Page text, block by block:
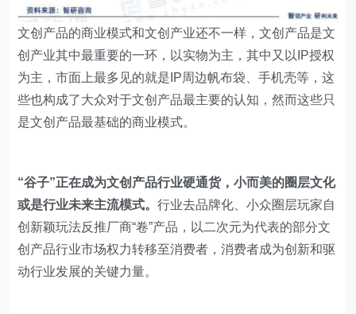
文创产品的商业模式和文创产业还不一样，文创产品是文
创产业其中最重要的一环，以实物为主，其中又以IP授权
为主，市面上最多见的就是IP周边帆布袋、手机壳等，这
些也构成了大众对于文创产品最主要的认知，然而这些只
是文创产品最基础的商业模式。
“谷子”正在成为文创产品行业硬通货，小而美的圈层文化
或是行业未来主流模式。行业去品牌化、小众圈层玩家自
创新颖玩法反推厂商“卷”产品，以二次元为代表的部分文
创产品行业市场权力转移至消费者，消费者成为创新和驱
动行业发展的关键力量。